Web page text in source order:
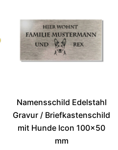
Varianten
auf.
Die
Optionen
der
Produktseite
gewählt
werden
Namensschild Edelstahl
Gravur / Briefkastenschild
mit Hunde Icon 100×50
mm